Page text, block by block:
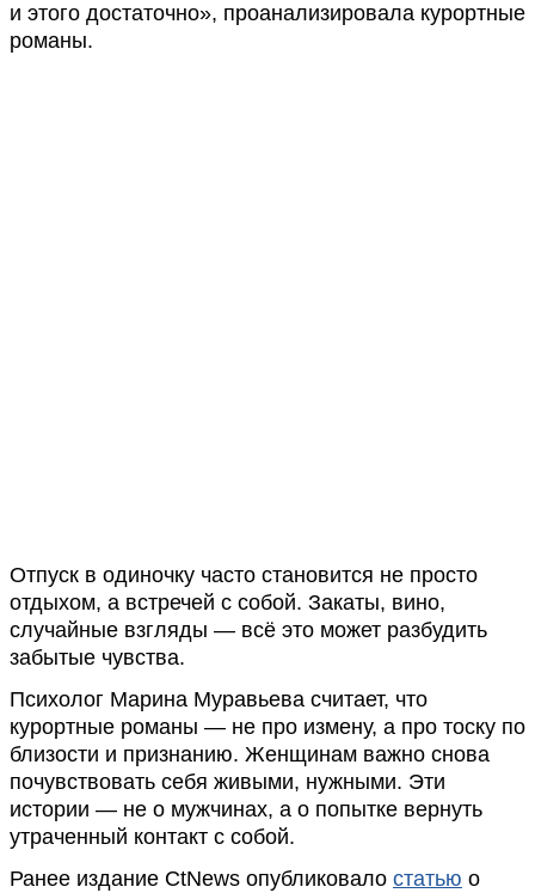
и этого достаточно», проанализировала курортные
романы.
Отпуск в одиночку часто становится не просто
отдыхом, а встречей с собой. Закаты, вино,
случайные взгляды — всё это может разбудить
забытые чувства.
Психолог Марина Муравьева считает, что
курортные романы — не про измену, а про тоску по
близости и признанию. Женщинам важно снова
почувствовать себя живыми, нужными. Эти
истории — не о мужчинах, а о попытке вернуть
утраченный контакт с собой.
Ранее издание CtNews опубликовало статью о